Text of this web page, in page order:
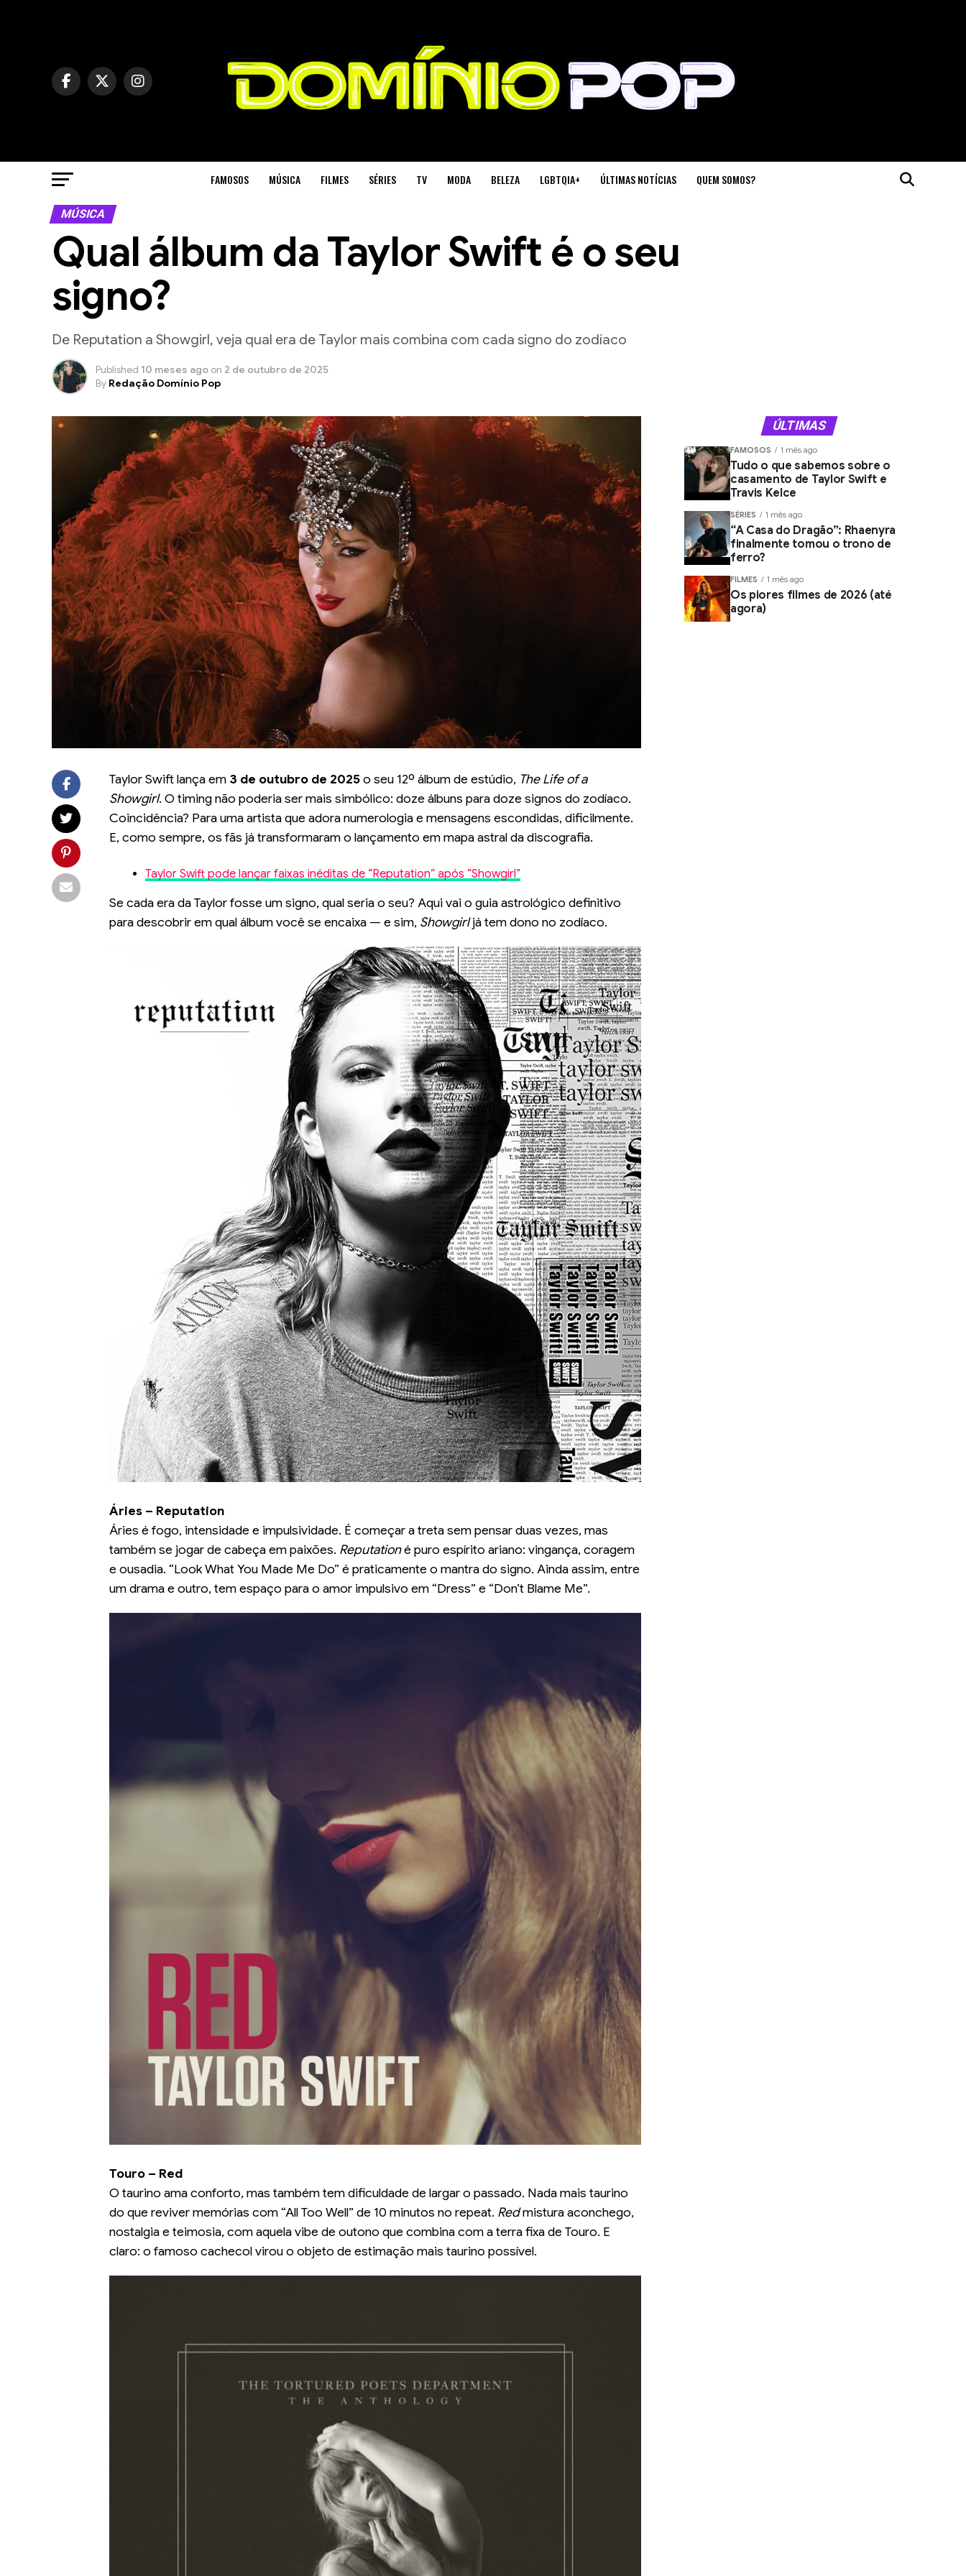
FAMOSOS MÚSICA FILMES SÉRIES TV MODA BELEZA LGBTQIA+ ÚLTIMAS NOTÍCIAS QUEM SOMOS?
MÚSICA
Qual álbum da Taylor Swift é o seu
signo?
De Reputation a Showgirl, veja qual era de Taylor mais combina com cada signo do zodíaco
Published 10 meses ago on 2 de outubro de 2025
By Redação Domínio Pop
Taylor Swift lança em 3 de outubro de 2025o seu 12º álbum de estúdio, The Life of a
Showgirl. O timing não poderia ser mais simbólico: doze álbuns para doze signos do zodíaco.
Coincidência? Para uma artista que adora numerologia e mensagens escondidas, dificilmente.
E, como sempre, os fãs já transformaram o lançamento em mapa astral da discografia.
Taylor Swift pode lançar faixas inéditas de “Reputation” após “Showgirl”
Se cada era da Taylor fosse um signo, qual seria o seu? Aqui vai o guia astrológico definitivo
para descobrir em qual álbum você se encaixa — e sim, Showgirljá tem dono no zodíaco.
Áries – Reputation
Áries é fogo, intensidade e impulsividade. É começar a treta sem pensar duas vezes, mas
também se jogar de cabeça em paixões. Reputationé puro espírito ariano: vingança, coragem
e ousadia. “Look What You Made Me Do” é praticamente o mantra do signo. Ainda assim, entre
um drama e outro, tem espaço para o amor impulsivo em “Dress” e “Don’t Blame Me”.
Touro – Red
O taurino ama conforto, mas também tem dificuldade de largar o passado. Nada mais taurino
do que reviver memórias com “All Too Well” de 10 minutos no repeat. Redmistura aconchego,
nostalgia e teimosia, com aquela vibe de outono que combina com a terra fixa de Touro. E
claro: o famoso cachecol virou o objeto de estimação mais taurino possível.
ÚLTIMAS
FAMOSOS 1 mês ago
Tudo o que sabemos sobre o
casamento de Taylor Swift e
Travis Kelce
SÉRIES 1 mês ago
“A Casa do Dragão”: Rhaenyra
finalmente tomou o trono de
ferro?
FILMES 1 mês ago
Os piores filmes de 2026 (até
agora)